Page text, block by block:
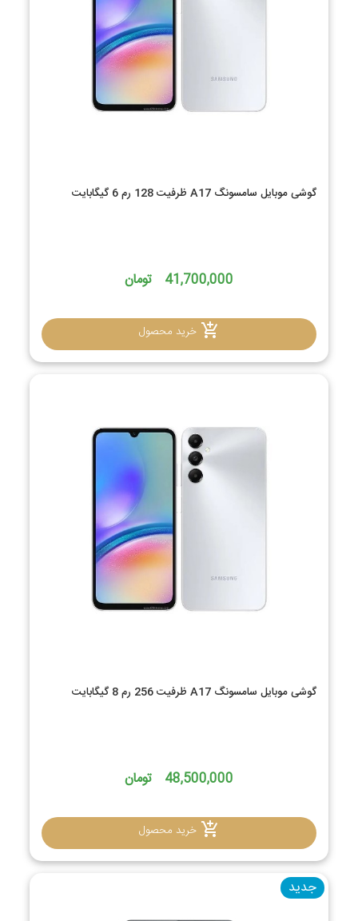
گوشی موبایل سامسونگ A17 ظرفیت 128 رم 6 گیگابایت
41,700,000 تومان
خرید محصول
گوشی موبایل سامسونگ A17 ظرفیت 256 رم 8 گیگابایت
48,500,000 تومان
خرید محصول
جدید